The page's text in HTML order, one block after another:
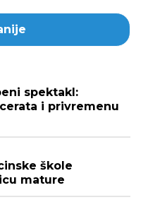
spektakl:
i privremenu
škole
mature